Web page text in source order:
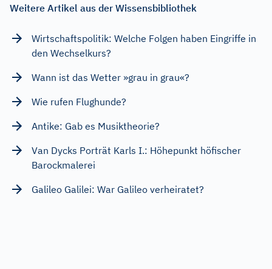
Weitere Artikel aus der Wissensbibliothek
Wirtschaftspolitik: Welche Folgen haben Eingriffe in
den Wechselkurs?
Wann ist das Wetter »grau in grau«?
Wie rufen Flughunde?
Antike: Gab es Musiktheorie?
Van Dycks Porträt Karls I.: Höhepunkt höfischer
Barockmalerei
Galileo Galilei: War Galileo verheiratet?